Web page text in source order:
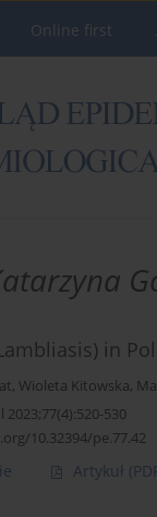
Online first
in
, Wioleta Kitowska,
2023;77(4):520-530
10.32394/pe.77.42
Artykuł